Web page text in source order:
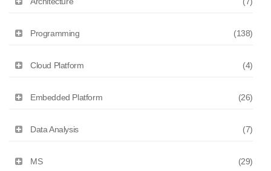
Programming (138)
Cloud Platform (4)
Embedded Platform (26)
Data Analysis (7)
MS (29)